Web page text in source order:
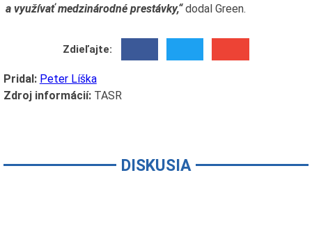
a využívať medzinárodné prestávky,“dodal Green.
Zdieľajte:
Pridal: Peter Líška
Zdroj informácií:TASR
DISKUSIA